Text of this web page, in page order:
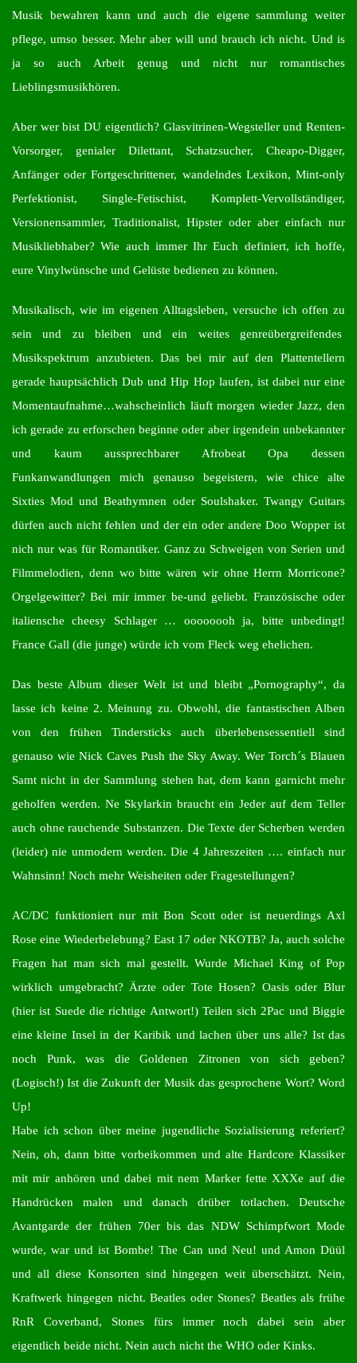
Musik bewahren kann und auch die eigene sammlung weiter
pflege, umso besser. Mehr aber will und brauch ich nicht. Und is
ja so auch Arbeit genug und nicht nur romantisches
Lieblingsmusikhören.
Aber wer bist DU eigentlich? Glasvitrinen-Wegsteller und Renten-
Vorsorger, genialer Dilettant, Schatzsucher, Cheapo-Digger,
Anfänger oder Fortgeschrittener, wandelndes Lexikon, Mint-only
Perfektionist, Single-Fetischist, Komplett-Vervollständiger,
Versionensammler, Traditionalist, Hipster oder aber einfach nur
Musikliebhaber? Wie auch immer Ihr Euch definiert, ich hoffe,
eure Vinylwünsche und Gelüste bedienen zu können.
Musikalisch, wie im eigenen Alltagsleben, versuche ich offen zu
sein und zu bleiben und ein weites genreübergreifendes
Musikspektrum anzubieten. Das bei mir auf den Plattentellern
gerade hauptsächlich Dub und Hip Hop laufen, ist dabei nur eine
Momentaufnahme…wahscheinlich läuft morgen wieder Jazz, den
ich gerade zu erforschen beginne oder aber irgendein unbekannter
und kaum aussprechbarer Afrobeat Opa dessen
Funkanwandlungen mich genauso begeistern, wie chice alte
Sixties Mod und Beathymnen oder Soulshaker. Twangy Guitars
dürfen auch nicht fehlen und der ein oder andere Doo Wopper ist
nich nur was für Romantiker. Ganz zu Schweigen von Serien und
Filmmelodien, denn wo bitte wären wir ohne Herrn Morricone?
Orgelgewitter? Bei mir immer be-und geliebt. Französische oder
italiensche cheesy Schlager … oooooooh ja, bitte unbedingt!
France Gall (die junge) würde ich vom Fleck weg ehelichen.
Das beste Album dieser Welt ist und bleibt „Pornography“, da
lasse ich keine 2. Meinung zu. Obwohl, die fantastischen Alben
von den frühen Tindersticks auch überlebensessentiell sind
genauso wie Nick Caves Push the Sky Away. Wer Torch´s Blauen
Samt nicht in der Sammlung stehen hat, dem kann garnicht mehr
geholfen werden. Ne Skylarkin braucht ein Jeder auf dem Teller
auch ohne rauchende Substanzen. Die Texte der Scherben werden
(leider) nie unmodern werden. Die 4 Jahreszeiten …. einfach nur
Wahnsinn! Noch mehr Weisheiten oder Fragestellungen?
AC/DC funktioniert nur mit Bon Scott oder ist neuerdings Axl
Rose eine Wiederbelebung? East 17 oder NKOTB? Ja, auch solche
Fragen hat man sich mal gestellt. Wurde Michael King of Pop
wirklich umgebracht? Ärzte oder Tote Hosen? Oasis oder Blur
(hier ist Suede die richtige Antwort!) Teilen sich 2Pac und Biggie
eine kleine Insel in der Karibik und lachen über uns alle? Ist das
noch Punk, was die Goldenen Zitronen von sich geben?
(Logisch!) Ist die Zukunft der Musik das gesprochene Wort? Word
Up!
Habe ich schon über meine jugendliche Sozialisierung referiert?
Nein, oh, dann bitte vorbeikommen und alte Hardcore Klassiker
mit mir anhören und dabei mit nem Marker fette XXXe auf die
Handrücken malen und danach drüber totlachen. Deutsche
Avantgarde der frühen 70er bis das NDW Schimpfwort Mode
wurde, war und ist Bombe! The Can und Neu! und Amon Düül
und all diese Konsorten sind hingegen weit überschätzt. Nein,
Kraftwerk hingegen nicht. Beatles oder Stones? Beatles als frühe
RnR Coverband, Stones fürs immer noch dabei sein aber
eigentlich beide nicht. Nein auch nicht the WHO oder Kinks.